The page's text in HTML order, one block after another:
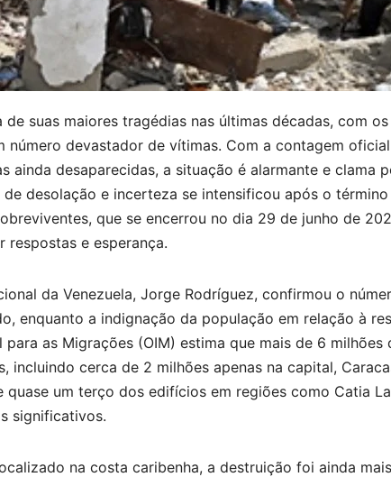
de suas maiores tragédias nas últimas décadas, com
número devastador de vítimas. Com a contagem
ainda desaparecidas, a situação é alarmante e clama
de desolação e incerteza se intensificou após o
que se encerrou no dia 29 de junho de
respostas e esperança.
da Venezuela, Jorge Rodríguez, confirmou o
enquanto a indignação da população em relação à
para as Migrações (OIM) estima que mais de 6 milhões
incluindo cerca de 2 milhões apenas na capital,
quase um terço dos edifícios em regiões como Catia
significativos.
na costa caribenha, a destruição foi ainda